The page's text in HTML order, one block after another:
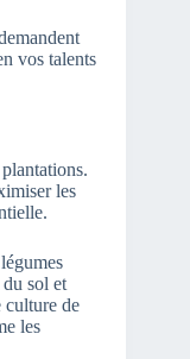
vos talents
les
du sol et
culture de
les